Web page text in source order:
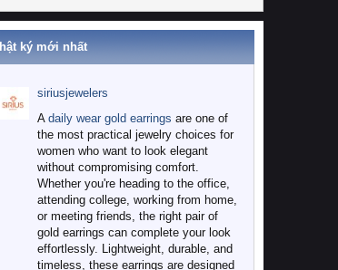
ký mới nhất
siriusjewelers
A daily wear gold earrings are one of
the most practical jewelry choices for
women who want to look elegant
without compromising comfort.
Whether you're heading to the office,
attending college, working from home,
or meeting friends, the right pair of
gold earrings can complete your look
effortlessly. Lightweight, durable, and
timeless, these earrings are designed